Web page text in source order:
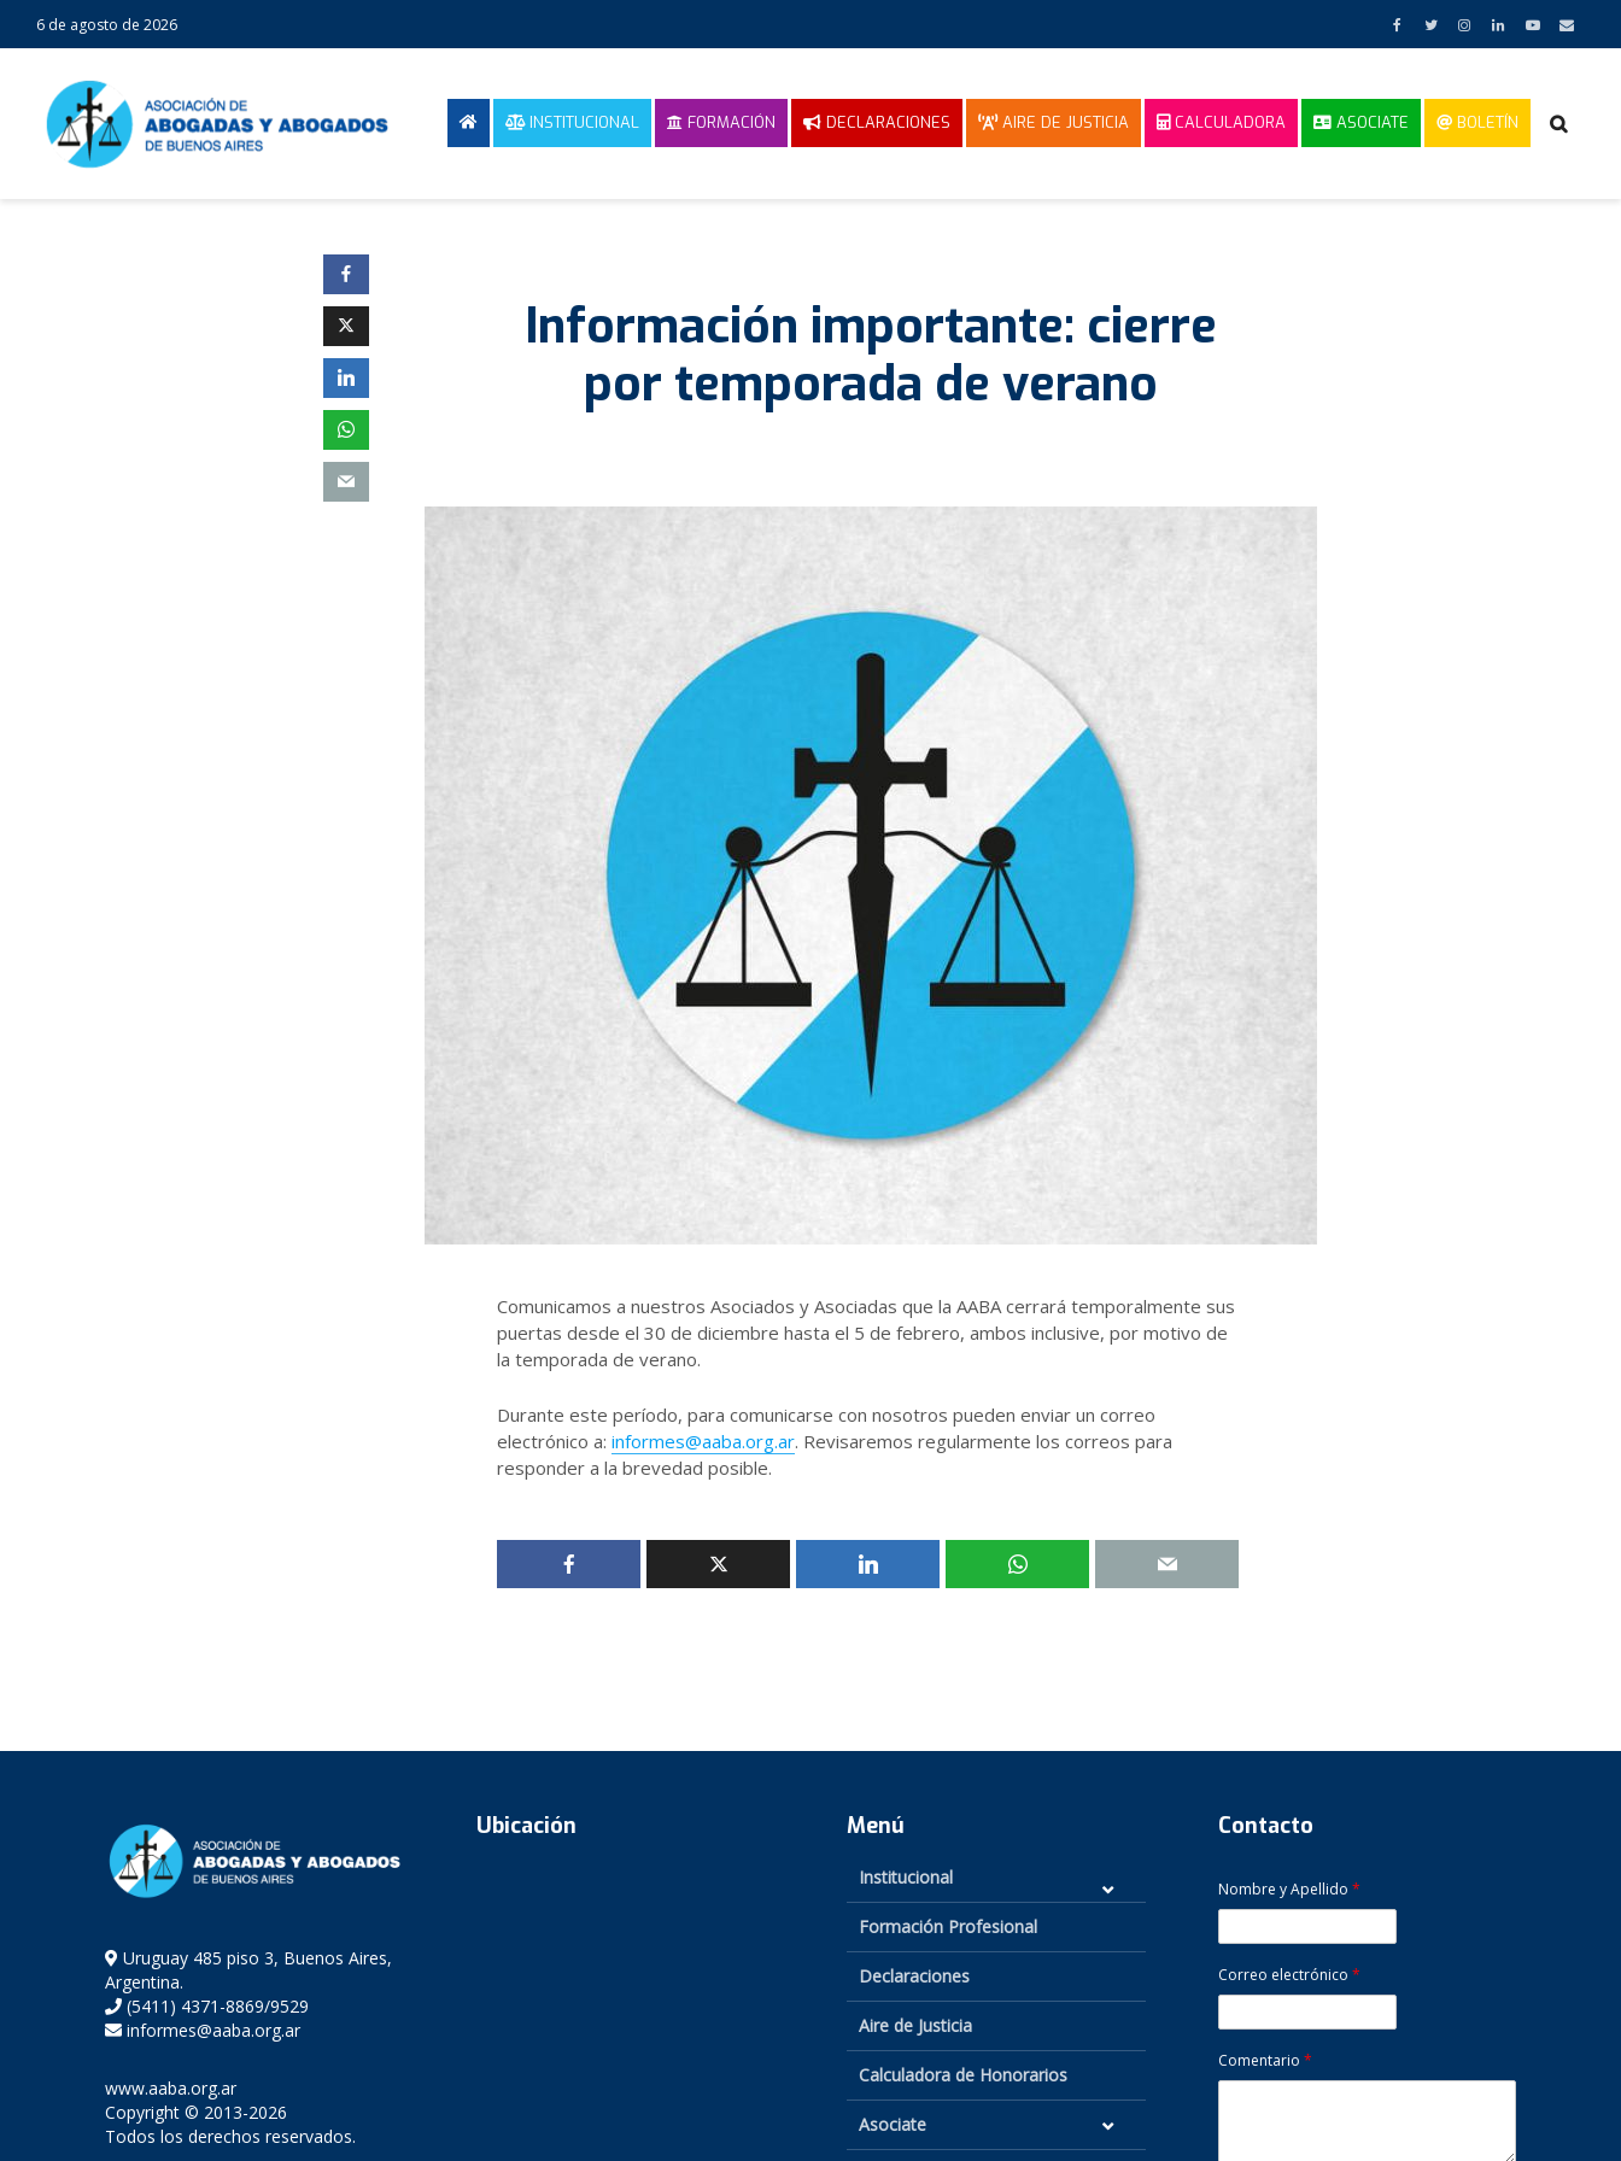
6 de agosto de 2026
INSTITUCIONAL FORMACIÓN DECLARACIONES AIRE DE JUSTICIA CALCULADORA ASOCIATE BOLETÍN
Información importante: cierre
por temporada de verano
Comunicamos a nuestros Asociados y Asociadas que la AABA cerrará temporalmente sus
puertas desde el 30 de diciembre hasta el 5 de febrero, ambos inclusive, por motivo de
la temporada de verano.
Durante este período, para comunicarse con nosotros pueden enviar un correo
electrónico a: informes@aaba.org.ar. Revisaremos regularmente los correos para
responder a la brevedad posible.
Uruguay 485 piso 3, Buenos Aires,
Argentina.
(5411) 4371-8869/9529
informes@aaba.org.ar
www.aaba.org.ar
Copyright © 2013-2026
Todos los derechos reservados.
Ubicación Menú
Institucional
Formación Profesional
Declaraciones
Aire de Justicia
Calculadora de Honorarios
Asociate
Contacto
Nombre y Apellido *
Correo electrónico *
Comentario *